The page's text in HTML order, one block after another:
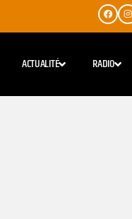
ACTUALITÉ RADIO